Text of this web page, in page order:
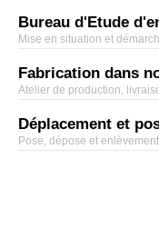
Bureau d'Etude
Mise en situation et
Fabrication dans
Atelier de production,
Déplacement et
Pose, dépose et